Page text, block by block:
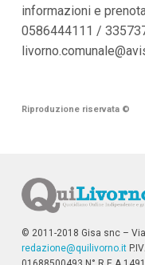
informazioni e
0586444111 /
Riproduzione riservata ©
© 2011-2018 Gisa snc –
redazione@quilivorno.it